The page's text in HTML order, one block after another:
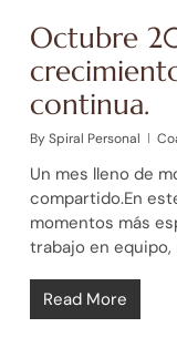
Octubre
continua.
BySpiral Personal
Un mes lleno de
compartido.En
momentos más
trabajo en equipo,
Read More